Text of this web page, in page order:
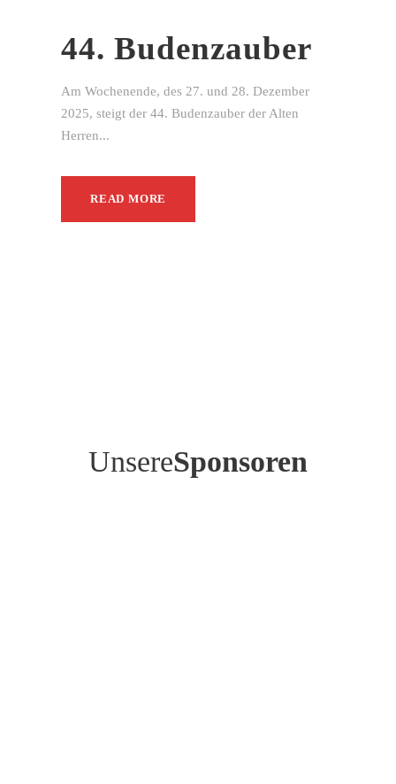
44. Budenzauber
Am Wochenende, des 27. und 28. Dezember
2025, steigt der 44. Budenzauber der Alten
Herren...
READ MORE
UnsereSponsoren